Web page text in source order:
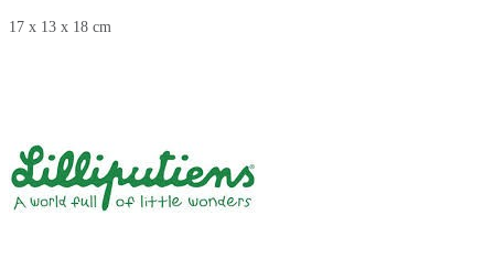
17 x 13 x 18 cm